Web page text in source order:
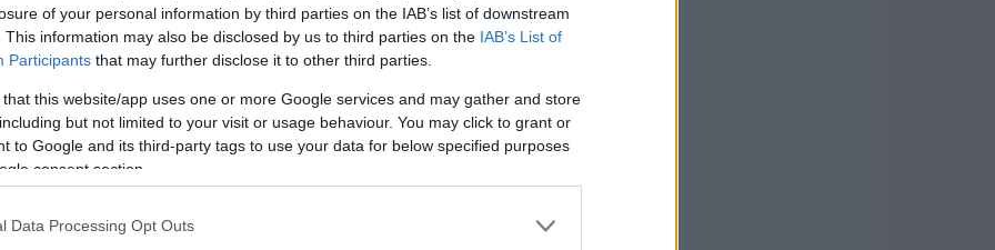
of your personal information by third parties on the IAB’s list of downstream
This information may also be disclosed by us to third parties on the IAB’s List of
Participants that may further disclose it to other third parties.
that this website/app uses one or more Google services and may gather and store
but not limited to your visit or usage behaviour. You may click to grant or
to Google and its third-party tags to use your data for below specified purposes
consent section.
Data Processing Opt Outs